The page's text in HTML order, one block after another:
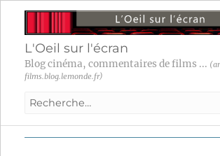
L'Oeil sur l'écran
Blog cinéma, commentaires de films ...
films.blog.lemonde.fr)
Recherche
: